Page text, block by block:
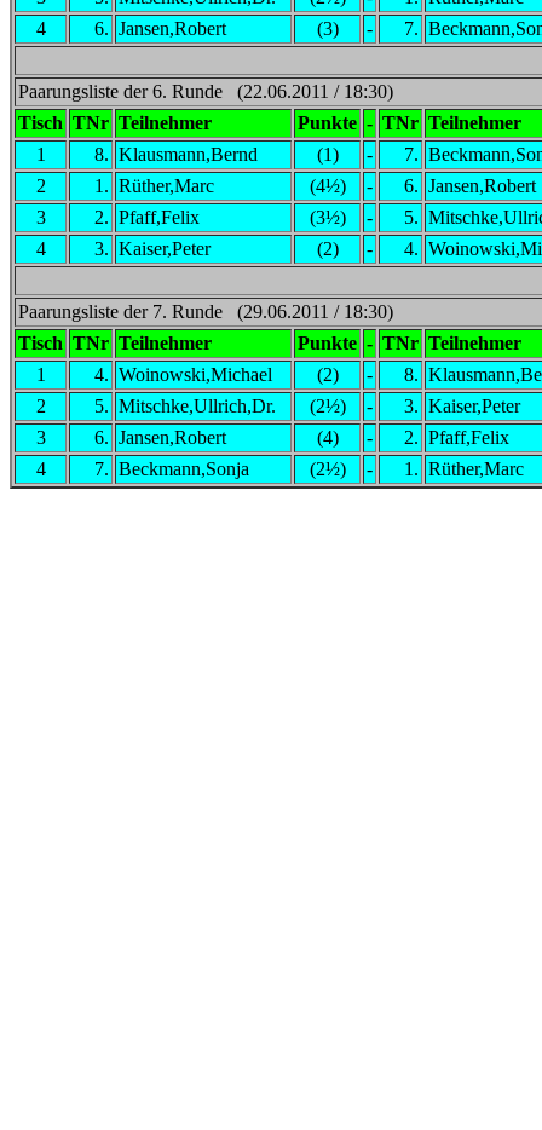
4
6. Jansen,Robert (3) - 7.
Paarungsliste der 6. Runde (22.06.2011 / 18:30)
Tisch TNr Teilnehmer Punkte - TNr Teilnehmer
1
8. Klausmann,Bernd (1) - 7.
2
1. Rüther,Marc (4½) - 6. Jansen,Robert
3
2. Pfaff,Felix (3½) - 5.
4
3. Kaiser,Peter (2) - 4.
Paarungsliste der 7. Runde (29.06.2011 / 18:30)
Tisch TNr Teilnehmer Punkte - TNr Teilnehmer
1
4. Woinowski,Michael (2) - 8.
2
5. Mitschke,Ullrich,Dr. (2½) - 3. Kaiser,Peter
3
6. Jansen,Robert (4) - 2. Pfaff,Felix
4
7. Beckmann,Sonja (2½) - 1. Rüther,Marc